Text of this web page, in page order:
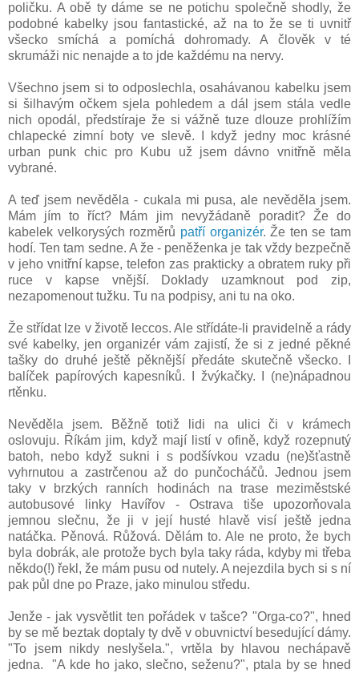
poličku. A obě ty dáme se ne potichu společně shodly, že
podobné kabelky jsou fantastické, až na to že se ti uvnitř
všecko smíchá a pomíchá dohromady. A člověk v té
skrumáži nic nenajde a to jde každému na nervy.
Všechno jsem si to odposlechla, osahávanou kabelku jsem
si šilhavým očkem sjela pohledem a dál jsem stála vedle
nich opodál, předstíraje že si vážně tuze dlouze prohlížím
chlapecké zimní boty ve slevě. I když jedny moc krásné
urban punk chic pro Kubu už jsem dávno vnitřně měla
vybrané.
A teď jsem nevěděla - cukala mi pusa, ale nevěděla jsem.
Mám jím to říct? Mám jim nevyžádaně poradit? Že do
kabelek velkorysých rozměrů patří organizér. Že ten se tam
hodí. Ten tam sedne. A že - peněženka je tak vždy bezpečně
v jeho vnitřní kapse, telefon zas prakticky a obratem ruky při
ruce v kapse vnější. Doklady uzamknout pod zip,
nezapomenout tužku. Tu na podpisy, ani tu na oko.
Že střídat lze v životě leccos. Ale střídáte-li pravidelně a rády
své kabelky, jen organizér vám zajistí, že si z jedné pěkné
tašky do druhé ještě pěknější předáte skutečně všecko. I
balíček papírových kapesníků. I žvýkačky. I (ne)nápadnou
rtěnku.
Nevěděla jsem. Běžně totiž lidi na ulici či v krámech
oslovuju. Říkám jim, když mají listí v ofině, když rozepnutý
batoh, nebo když sukni i s podšívkou vzadu (ne)šťastně
vyhrnutou a zastrčenou až do punčocháčů. Jednou jsem
taky v brzkých ranních hodinách na trase meziměstské
autobusové linky Havířov - Ostrava tiše upozorňovala
jemnou slečnu, že ji v její husté hlavě visí ještě jedna
natáčka. Pěnová. Růžová. Dělám to. Ale ne proto, že bych
byla dobrák, ale protože bych byla taky ráda, kdyby mi třeba
někdo(!) řekl, že mám pusu od nutely. A nejezdila bych si s ní
pak půl dne po Praze, jako minulou středu.
Jenže - jak vysvětlit ten pořádek v tašce? "Orga-co?", hned
by se mě beztak doptaly ty dvě v obuvnictví besedující dámy.
"To jsem nikdy neslyšela.", vrtěla by hlavou nechápavě
jedna. "A kde ho jako, slečno, seženu?", ptala by se hned